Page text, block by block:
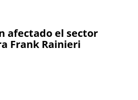
afectado el sector
Frank Rainieri